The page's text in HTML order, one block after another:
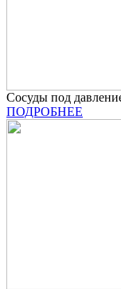
Сосуды под
ПОДРОБНЕЕ